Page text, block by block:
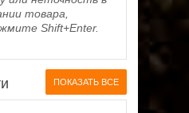
товара,
Shift+Enter.
ПОКАЗАТЬ ВСЕ